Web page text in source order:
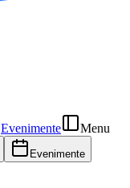
Evenimente Menu
Evenimente